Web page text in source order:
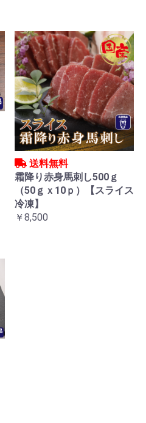
送料無料
霜降り赤身馬刺し500ｇ
（50ｇｘ10ｐ）【スライス
冷凍】
￥8,500